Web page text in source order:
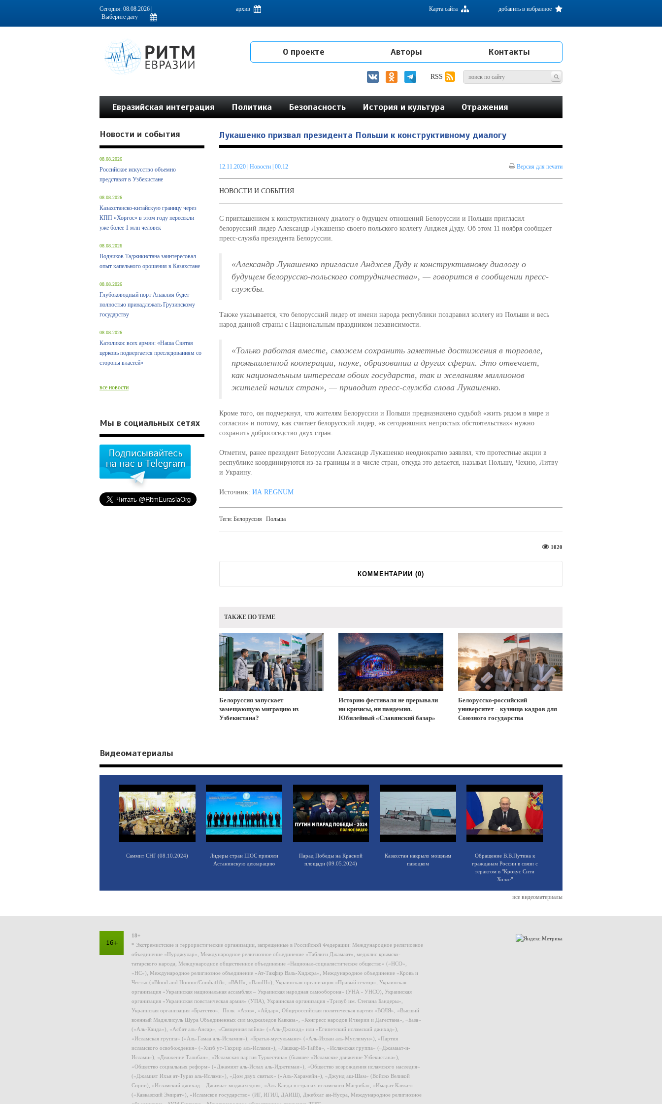
Информационно-аналитическое издание, посвященное актуальным проблемам интеграции на постсоветском пространстве
Сегодня: 08.08.2026 | архив добавить в избранное
Карта сайта
О проекте Авторы Контакты
RSS
Евразийская интеграция Политика Безопасность История и культура Отражения
Лукашенко призвал президента Польши к конструктивному диалогу
12.11.2020| Новости | 00.12 Версия для печати
НОВОСТИ И СОБЫТИЯ
С приглашением к конструктивному диалогу о будущем отношений Белоруссии и Польши пригласил
белорусский лидер Александр Лукашенко своего польского коллегу Анджея Дуду. Об этом 11 ноября сообщает
пресс-служба президента Белоруссии.
«Александр Лукашенко пригласил Анджея Дуду к конструктивному диалогу о
будущем белорусско-польского сотрудничества», — говорится в сообщении пресс-
службы.
Также указывается, что белорусский лидер от имени народа республики поздравил коллегу из Польши и весь
народ данной страны с Национальным праздником независимости.
«Только работая вместе, сможем сохранить заметные достижения в торговле,
промышленной кооперации, науке, образовании и других сферах. Это отвечает,
как национальным интересам обоих государств, так и желаниям миллионов
жителей наших стран», — приводит пресс-служба слова Лукашенко.
Кроме того, он подчеркнул, что жителям Белоруссии и Польши предназначено судьбой «жить рядом в мире и
согласии» и потому, как считает белорусский лидер, «в сегодняшних непростых обстоятельствах» нужно
сохранить добрососедство двух стран.
Отметим, ранее президент Белоруссии Александр Лукашенко неоднократно заявлял, что протестные акции в
республике координируются из-за границы и в числе стран, откуда это делается, называл Польшу, Чехию, Литву
и Украину.
Источник: ИА REGNUM
Теги: Белоруссия Польша
1020
КОММЕНТАРИИ (0)
ТАКЖЕ ПО ТЕМЕ
Белоруссия запускает
замещающую миграцию из
Узбекистана?
Историю фестиваля не прерывали
ни кризисы, ни пандемия.
Юбилейный «Славянский базар»
Белорусско-российский
университет – кузница кадров для
Союзного государства
Новости и события
08.08.2026
Российское искусство объемно
представят в Узбекистане
08.08.2026
Казахстанско-китайскую границу через
КПП «Хоргос» в этом году пересекли
уже более 1 млн человек
08.08.2026
Водников Таджикистана заинтересовал
опыт капельного орошения в Казахстане
08.08.2026
Глубоководный порт Анаклия будет
полностью принадлежать Грузинскому
государству
08.08.2026
Католикос всех армян: «Наша Святая
церковь подвергается преследованиям со
стороны властей»
все новости
Мы в социальных сетях
Видеоматериалы
Саммит СНГ (08.10.2024)
Лидеры стран ШОС приняли
Астанинскую декларацию
Парад Победы на Красной
площади (09.05.2024)
Казахстан накрыло мощным
паводком
Обращение В.В.Путина к
гражданам России в связи с
терактом в "Крокус Сити
Холле"
все видеоматериалы
18+
* Экстремистские и террористические организации, запрещенные в Российской Федерации: Международное религиозное
объединение «Нурджулар», Международное религиозное объединение «Таблиги Джамаат», меджлис крымско-
татарского народа, Международное общественное объединение «Национал-социалистическое общество» («НСО»,
«НС»), Международное религиозное объединение «Ат-Такфир Валь-Хиджра», Международное объединение «Кровь и
Честь» («Blood and Honour/Combat18», «B&H», «BandH»), Украинская организация «Правый сектор», Украинская
организация «Украинская национальная ассамблея – Украинская народная самооборона» (УНА - УНСО), Украинская
организация «Украинская повстанческая армия» (УПА), Украинская организация «Тризуб им. Степана Бандеры»,
Украинская организация «Братство», Полк «Азов», «Айдар», Общероссийская политическая партия «ВОЛЯ», «Высший
военный Маджлисуль Шура Объединенных сил моджахедов Кавказа», «Конгресс народов Ичкерии и Дагестана», «База»
(«Аль-Каида»), «Асбат аль-Ансар», «Священная война» («Аль-Джихад» или «Египетский исламский джихад»),
«Исламская группа» («Аль-Гамаа аль-Исламия»), «Братья-мусульмане» («Аль-Ихван аль-Муслимун»), «Партия
исламского освобождения» («Хизб ут-Тахрир аль-Ислами»), «Лашкар-И-Тайба», «Исламская группа» («Джамаат-и-
Ислами»), «Движение Талибан», «Исламская партия Туркестана» (бывшее «Исламское движение Узбекистана»),
«Общество социальных реформ» («Джамият аль-Ислах аль-Иджтимаи»), «Общество возрождения исламского наследия»
(«Джамият Ихья ат-Тураз аль-Ислами»), «Дом двух святых» («Аль-Харамейн»), «Джунд аш-Шам» (Войско Великой
Сирии), «Исламский джихад – Джамаат моджахедов», «Аль-Каида в странах исламского Магриба», «Имарат Кавказ»
(«Кавказский Эмират»), «Исламское государство» (ИГ, ИГИЛ, ДАИШ), Джебхат ан-Нусра, Международное религиозное